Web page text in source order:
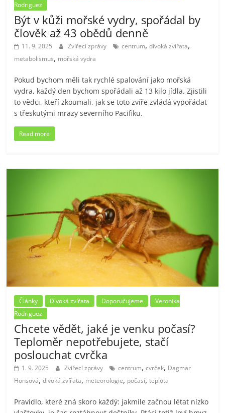
Rodriguez
Být v kůži mořské vydry, spořádal by
člověk až 43 obědů denně
11. 9. 2025 Zvířecí zprávy centrum,divoká zvířata,
metabolismus, mořská vydra
Pokud bychom měli tak rychlé spalování jako mořská
vydra, každý den bychom spořádali až 13 kilo jídla. Zjistili
to vědci, kteří zkoumali, jak se toto zvíře zvládá vypořádat
s třeskutými mrazy severního Pacifiku.
Read more
Články Divoká zvířata Doporučujeme
Veronika
Rodriguez
Chcete vědět, jaké je venku počasí?
Teploměr nepotřebujete, stačí
poslouchat cvrčka
1. 9. 2025 Zvířecí zprávy centrum,cvrček, Dagmar
Honsová,divoká zvířata, meteorologie, počasí,teplota
Pravidlo, které zná skoro každý: jakmile začnou létat nízko